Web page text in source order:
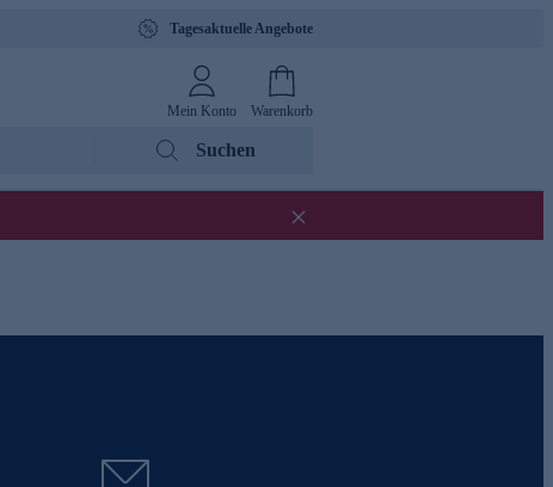
Tagesaktuelle Angebote
Mein Konto Warenkorb
Suchen